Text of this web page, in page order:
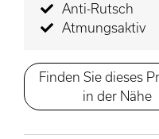
Anti-Rutsch
Atmungsaktiv
Finden Sie dieses
in der Nähe